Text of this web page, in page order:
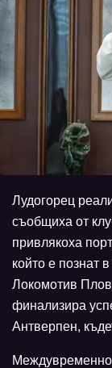
Лудогорец
съобщиха от
привлякоха
който е познат
Локомотив
финализира
Антверпен,